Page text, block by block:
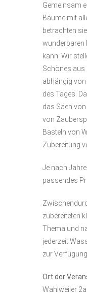
Gemeinsam
Bäume mit
betrachten
wunderbaren
kann. Wir
Schönes aus
abhängig
des Tages.
das Säen
von
Basteln von
Zubereitung
Je nach
passendes
zubereiteten
Thema und
jederzeit
zur Verfügung.
Ort der
Wahlweiler